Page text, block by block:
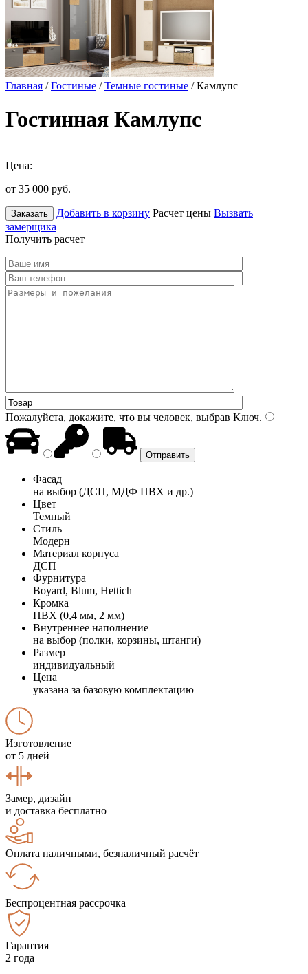
Главная /Гостиные /Темные гостиные / Камлупс
Гостинная Камлупс
Цена:
от 35 000 руб.
Заказать Добавить в корзину Расчет цены Вызвать
замерщика
Получить расчет
Пожалуйста, докажите, что вы человек, выбрав Ключ.
Фасад
на выбор (ДСП, МДФ ПВХ и др.)
Цвет
Темный
Стиль
Модерн
Материал корпуса
ДСП
Фурнитура
Boyard, Blum, Hettich
Кромка
ПВХ (0,4 мм, 2 мм)
Внутреннее наполнение
на выбор (полки, корзины, штанги)
Размер
индивидуальный
Цена
указана за базовую комплектацию
Изготовление
от 5 дней
Замер, дизайн
и доставка бесплатно
Оплата наличными, безналичный расчёт
Беспроцентная рассрочка
Гарантия
2 года